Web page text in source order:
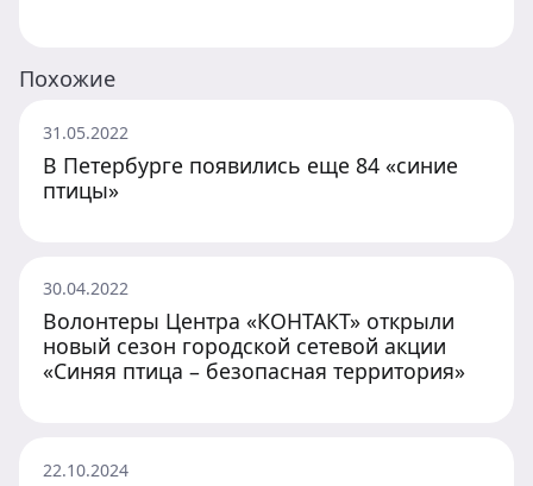
Похожие
31.05.2022
В Петербурге появились еще 84 «синие
птицы»
30.04.2022
Волонтеры Центра «КОНТАКТ» открыли
новый сезон городской сетевой акции
«Синяя птица – безопасная территория»
22.10.2024